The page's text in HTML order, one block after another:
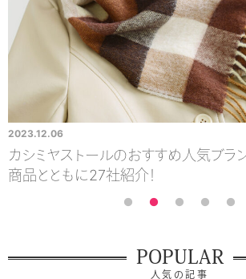
2023.12.06
カシミヤストールのおすすめ人気ブラ
商品とともに27社紹介！
POPULAR
人気の記事